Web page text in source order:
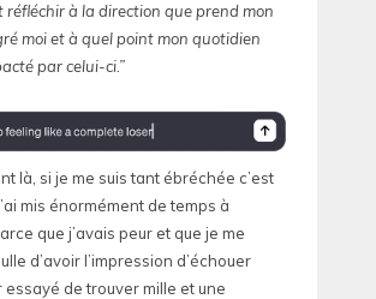
réfléchir à la direction que prend mon
moi et à quel point mon quotidien
par celui-ci.”
là, si je me suis tant ébréchée c’est
mis énormément de temps à
que j’avais peur et que je me
d’avoir l’impression d’échouer
essayé de trouver mille et une